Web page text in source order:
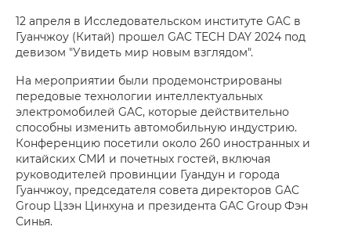
12 апреля в Исследовательском институте GAC в
Гуанчжоу (Китай) прошел GAC TECH DAY 2024 под
девизом "Увидеть мир новым взглядом".
На мероприятии были продемонстрированы
передовые технологии интеллектуальных
электромобилей GAC, которые действительно
способны изменить автомобильную индустрию.
Конференцию посетили около 260 иностранных и
китайских СМИ и почетных гостей, включая
руководителей провинции Гуандун и города
Гуанчжоу, председателя совета директоров GAC
Group Цзэн Цинхуна и президента GAC Group Фэн
Синья.